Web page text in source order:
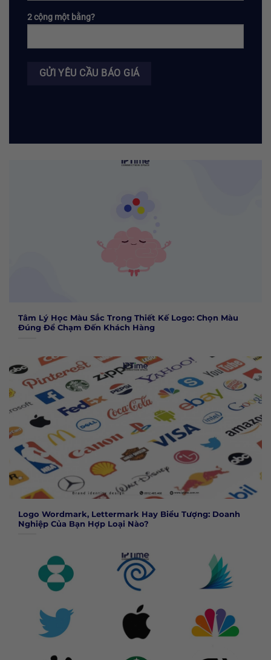
2 cộng một bằng?
Tâm Lý Học Màu Sắc Trong Thiết Kế Logo: Chọn Màu
Đúng Để Chạm Đến Khách Hàng
Logo Wordmark, Lettermark Hay Biểu Tượng: Doanh
Nghiệp Của Bạn Hợp Loại Nào?